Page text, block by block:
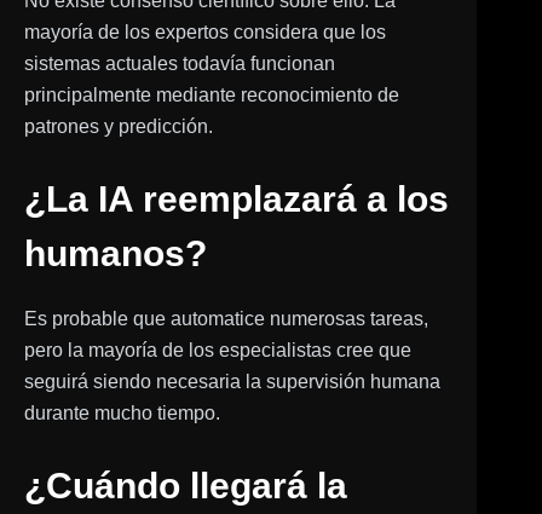
mayoría de los expertos considera que los
sistemas actuales todavía funcionan
principalmente mediante reconocimiento de
patrones y predicción.
¿La IA reemplazará a los
humanos?
Es probable que automatice numerosas tareas,
pero la mayoría de los especialistas cree que
seguirá siendo necesaria la supervisión humana
durante mucho tiempo.
¿Cuándo llegará la